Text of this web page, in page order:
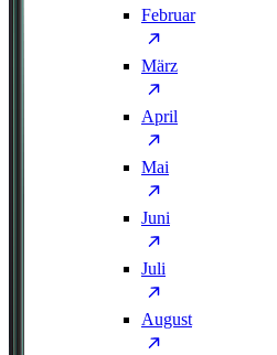
Februar
März
April
Mai
Juni
Juli
August